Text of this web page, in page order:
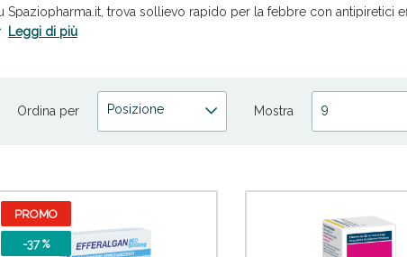
Spaziopharma.it, trova sollievo rapido per la febbre con antipiretici
corporea e migliorare il tuo benessere in breve tempo.
Leggi di più
Ordina per Posizione Mostra 9
PROMO
-37 %
e Multivitaminici: oggi Sconto extra fino al